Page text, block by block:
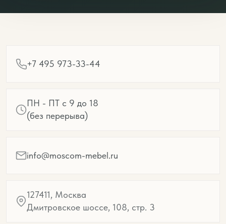
+7 495 973-33-44
ПН - ПТ с 9 до 18
(без перерыва)
info@moscom-mebel.ru
127411, Москва
Дмитровское шоссе, 108, стр. 3